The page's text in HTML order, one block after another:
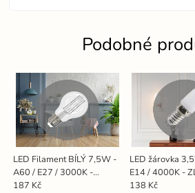
Podobné
LED Filament BÍLÝ 7,5W -
A60 / E27 / 3000K -
ZWF101
187 Kč
LED žárovka
E14 / 4000K -
138 Kč